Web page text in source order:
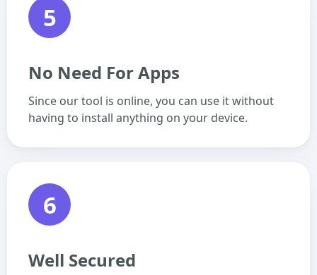
5
No Need For Apps
Since our tool is online, you can use it without
having to install anything on your device.
6
Well Secured